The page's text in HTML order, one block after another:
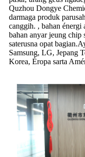
Quzhou Dongye
darmaga produk
canggih. , bahan
bahan anyar jeung chip
saterusna opat
Samsung, LG, Jepang
Korea, Éropa sarta